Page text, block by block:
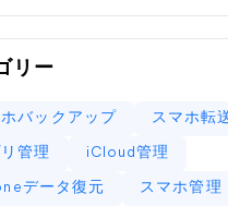
リー
バックアップ スマホ転
管理 iCloud管理
データ復元 スマホ管理